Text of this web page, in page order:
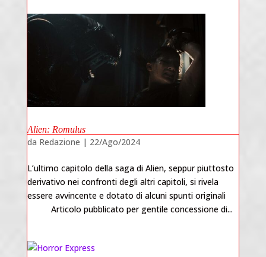
Alien: Romulus
da Redazione | 22/Ago/2024
L’ultimo capitolo della saga di Alien, seppur piuttosto
derivativo nei confronti degli altri capitoli, si rivela
essere avvincente e dotato di alcuni spunti originali
Articolo pubblicato per gentile concessione di...